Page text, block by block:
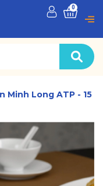
0
Minh Long ATP - 15